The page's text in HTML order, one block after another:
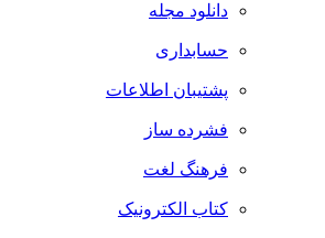
دانلود مجله
حسابداری
پشتیبان اطلاعات
فشرده ساز
فرهنگ لغت
کتاب الکترونیک